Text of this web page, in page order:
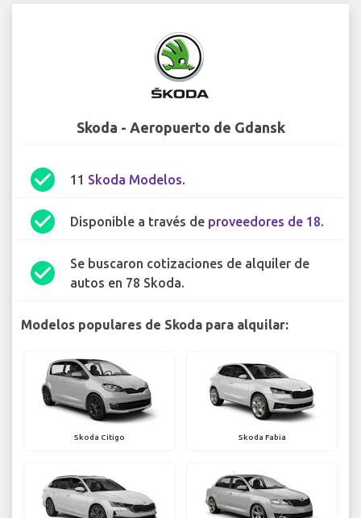
Skoda - Aeropuerto de Gdansk
check_circle 11 Skoda Modelos.
check_circle Disponible a través de proveedores de 18.
check_circle
Se buscaron cotizaciones de alquiler de
autos en 78 Skoda.
Modelos populares de Skoda para alquilar:
Skoda Citigo Skoda Fabia